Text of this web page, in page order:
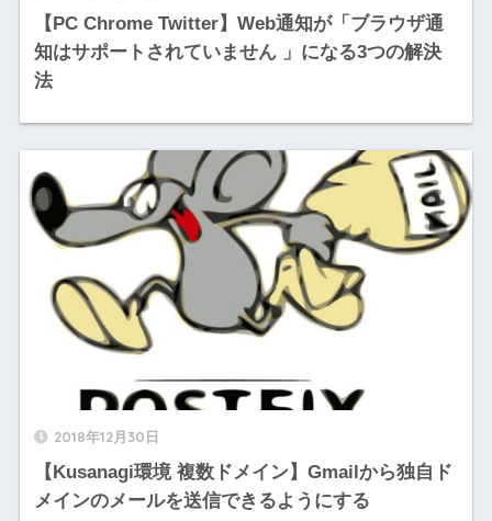
【PC Chrome Twitter】Web通知が「ブラウザ通
知はサポートされていません 」になる3つの解決
法
2018年12月30日
【Kusanagi環境 複数ドメイン】Gmailから独自ド
メインのメールを送信できるようにする